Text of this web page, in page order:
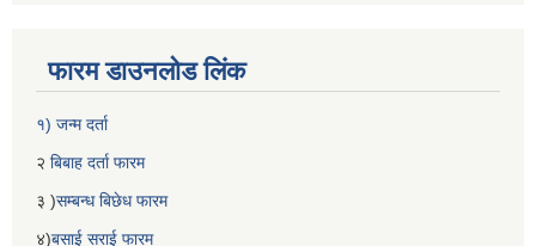
फारम डाउनलोड लिंक
१) जन्म दर्ता
२ बिबाह दर्ता फारम
३ )सम्बन्ध बिछेध फारम
४)बसाई सराई फारम